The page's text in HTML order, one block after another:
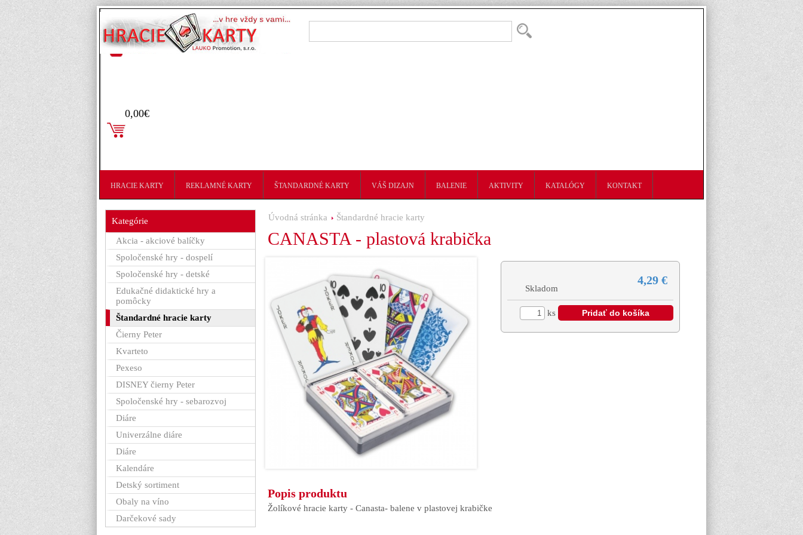
Prihlásenie
0,00€
HRACIE KARTY REKLAMNÉ KARTY ŠTANDARDNÉ KARTY VÁŠ DIZAJN BALENIE AKTIVITY KATALÓGY KONTAKT
Úvodná stránka Štandardné hracie karty
CANASTA - plastová krabička
Skladom
4,29 €
ks
Popis produktu
Žolíkové hracie karty - Canasta- balene v plastovej krabičke
Kategórie
Akcia - akciové balíčky
Spoločenské hry - dospelí
Spoločenské hry - detské
Edukačné didaktické hry a
pomôcky
Štandardné hracie karty
Čierny Peter
Kvarteto
Pexeso
DISNEY čierny Peter
Spoločenské hry - sebarozvoj
Diáre
Univerzálne diáre
Diáre
Kalendáre
Detský sortiment
Obaly na víno
Darčekové sady